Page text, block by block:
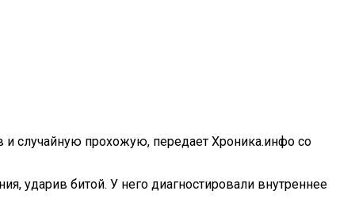
и случайную прохожую, передает Хроника.инфо со
ударив битой. У него диагностировали внутреннее